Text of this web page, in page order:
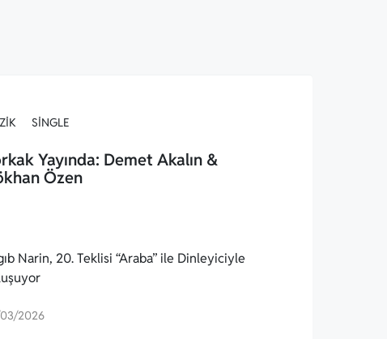
SINGLE
Yayında: Demet Akalın &
Özen
Narin, 20. Teklisi “Araba” ile Dinleyiciyle
2026